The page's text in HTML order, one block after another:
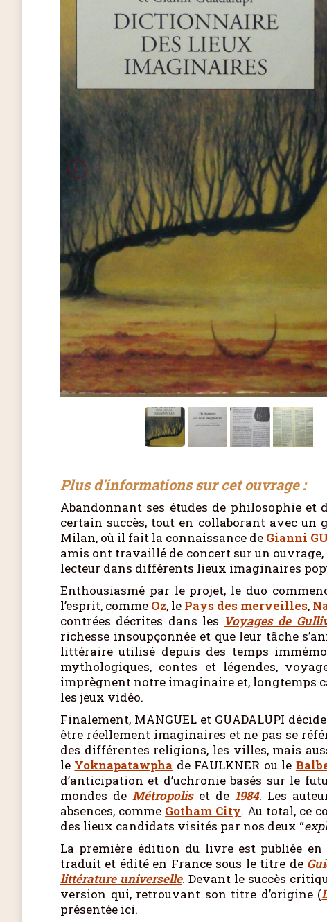
Plus d'informations sur cet ouvrage :
Abandonnant ses études de philosophie et
certain succès, tout en collaborant avec un
Milan, où il fait la connaissance de Gianni
amis ont travaillé de concert sur un ouvrage,
lecteur dans différents lieux imaginaires
Enthousiasmé par le projet, le duo
l’esprit, comme Oz, le Pays des merveilles,
contrées décrites dans les Voyages de
richesse insoupçonnée et que leur tâche
littéraire utilisé depuis des temps
mythologiques, contes et légendes,
imprègnent notre imaginaire et, longtemps
les jeux vidéo.
Finalement, MANGUEL et GUADALUPI
être réellement imaginaires et ne pas se
des différentes religions, les villes, mais
le Yoknapatawpha de FAULKNER ou le
d’anticipation et d’uchronie basés sur le
mondes de Métropoliset de 1984. Les
absences, comme Gotham City. Au total, ce
des lieux candidats visités par nos deux “
La première édition du livre est publiée
traduit et édité en France sous le titre de
littérature universelle. Devant le succès
version qui, retrouvant son titre d’origine (
présentée ici.